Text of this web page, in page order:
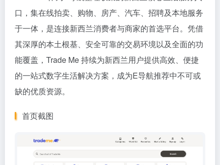
口，集在线拍卖、购物、房产、汽车、招聘及本地服务
于一体，是连接新西兰消费者与商家的首选平台。凭借
其深厚的本土根基、安全可靠的交易环境以及全面的功
能覆盖，Trade Me 持续为新西兰用户提供高效、便捷
的一站式数字生活解决方案，成为E导航推荐中不可或
缺的优质资源。
首页截图